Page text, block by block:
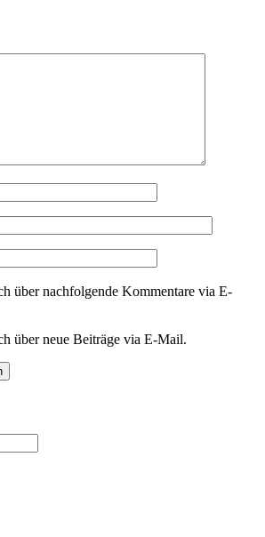
über nachfolgende Kommentare via E-
über neue Beiträge via E-Mail.